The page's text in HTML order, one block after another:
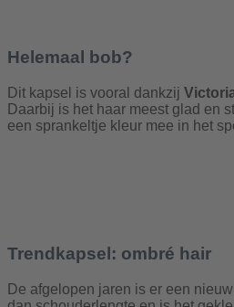
Helemaal bob?
Dit kapsel is vooral dankzij
Daarbij is het haar meest glad en
een sprankeltje kleur mee in het
Trendkapsel: ombré hair
De afgelopen jaren is er een